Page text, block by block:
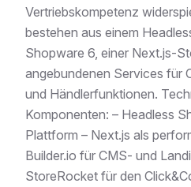
Vertriebskompetenz
bestehen aus einem
Shopware 6, einer Next.js-
angebundenen Services für
und Händlerfunktionen.
Komponenten: – Headless
Plattform – Next.js als
Builder.io für CMS- und
StoreRocket für den